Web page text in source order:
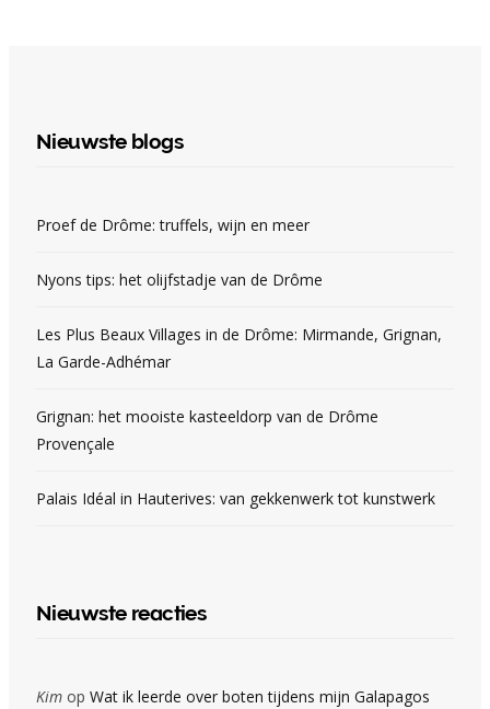
Nieuwste blogs
Proef de Drôme: truffels, wijn en meer
Nyons tips: het olijfstadje van de Drôme
Les Plus Beaux Villages in de Drôme: Mirmande, Grignan,
La Garde-Adhémar
Grignan: het mooiste kasteeldorp van de Drôme
Provençale
Palais Idéal in Hauterives: van gekkenwerk tot kunstwerk
Nieuwste reacties
Kim op Wat ik leerde over boten tijdens mijn Galapagos